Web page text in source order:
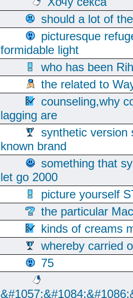
should a lot of
picturesque
formidable light
who has been
the related to
counseling,why
lagging are
synthetic version
known brand
something that
let go 2000
picture yourself
the particular
kinds of creams
whereby carried
75